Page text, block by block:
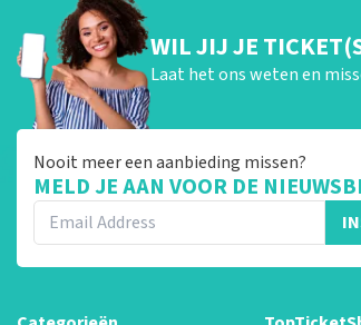
WIL JIJ JE
Laat het ons weten en
Nooit meer een aanbieding missen?
MELD JE AAN VOOR DE